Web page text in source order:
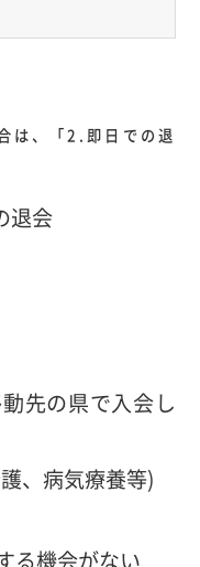
は、「2.即日での退
退会
先の県で入会し
、病気療養等)
る機会がない